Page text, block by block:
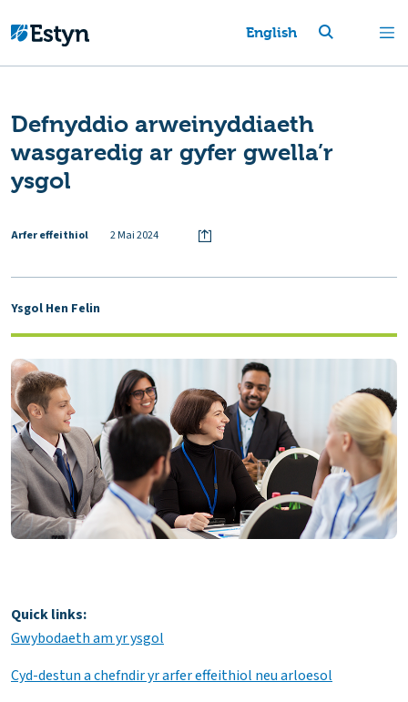
English
Defnyddio arweinyddiaeth
wasgaredig ar gyfer gwella’r
ysgol
Arfer effeithiol 2 Mai 2024
Ysgol Hen Felin
Quick links:
Gwybodaeth am yr ysgol
Cyd-destun a chefndir yr arfer effeithiol neu arloesol